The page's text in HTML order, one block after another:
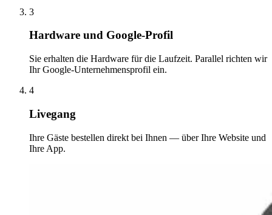
3
Hardware und Google-Profil
Sie erhalten die Hardware für die Laufzeit. Parallel richten wir
Ihr Google-Unternehmensprofil ein.
4
Livegang
Ihre Gäste bestellen direkt bei Ihnen — über Ihre Website und
Ihre App.